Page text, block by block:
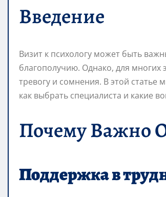
Введение
Визит к психологу может быть
благополучию. Однако, для
тревогу и сомнения. В этой статье
как выбрать специалиста и какие
Почему Важно
Поддержка в